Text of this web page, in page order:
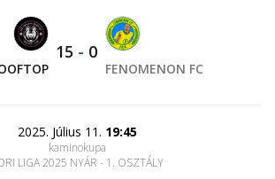
15 - 0
FENOMENON FC
2025. Július 11. 19:45
kaminokupa
LIGA 2025 NYÁR - 1. OSZTÁLY